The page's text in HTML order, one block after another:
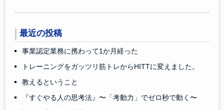
最近の投稿
事業認定業務に携わって1か月経った
トレーニングをガッツリ筋トレからHITTに変えました。
教えるということ
『すぐやる人の思考法』〜「考動力」でゼロ秒で動く〜